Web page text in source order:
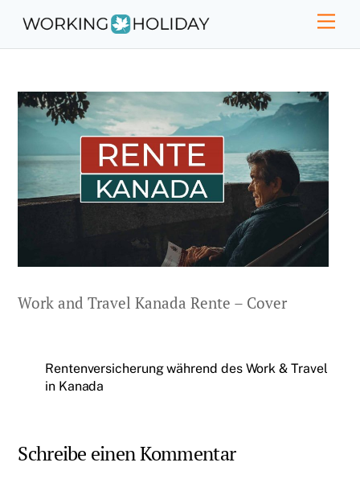
content
Work and Travel Kanada Rente – Cover
Rentenversicherung während des Work & Travel
in Kanada
Schreibe einen Kommentar